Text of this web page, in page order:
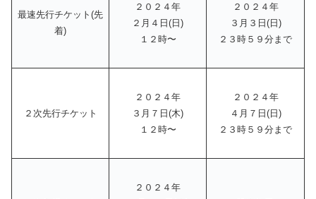
最速先行チケット(先
着)
２０２４年
２月４日(日)
１２時〜
２０２４年
３月３日(日)
２３時５９分まで
２次先行チケット
２０２４年
３月７日(木)
１２時〜
２０２４年
４月７日(日)
２３時５９分まで
２０２４年